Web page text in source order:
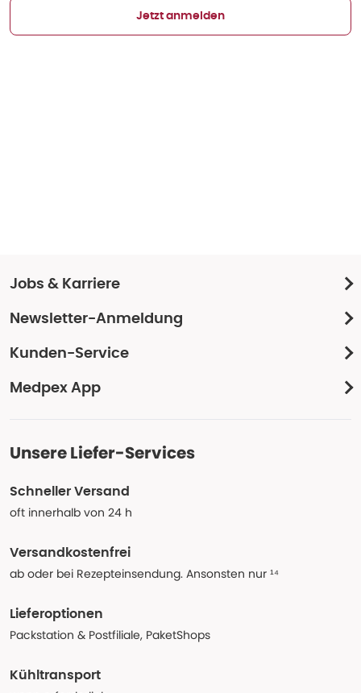
Jetzt anmelden
Jobs & Karriere
Newsletter-Anmeldung
Kunden-Service
Medpex App
Unsere Liefer-Services
Schneller Versand
oft innerhalb von 24 h
Versandkostenfrei
ab oder bei Rezepteinsendung. Ansonsten nur ¹⁴
Lieferoptionen
Packstation & Postfiliale, PaketShops
Kühltransport